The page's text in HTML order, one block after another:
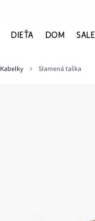
DIEŤA DOM SALE
Kabelky Slamená taška